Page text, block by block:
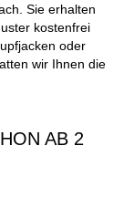
Sie erhalten
kostenfrei
oder
wir Ihnen die
AB 2